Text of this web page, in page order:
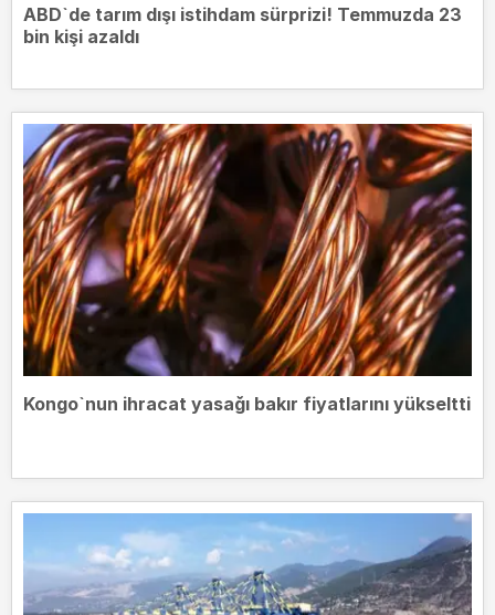
ABD`de tarım dışı istihdam sürprizi! Temmuzda 23
bin kişi azaldı
Kongo`nun ihracat yasağı bakır fiyatlarını yükseltti